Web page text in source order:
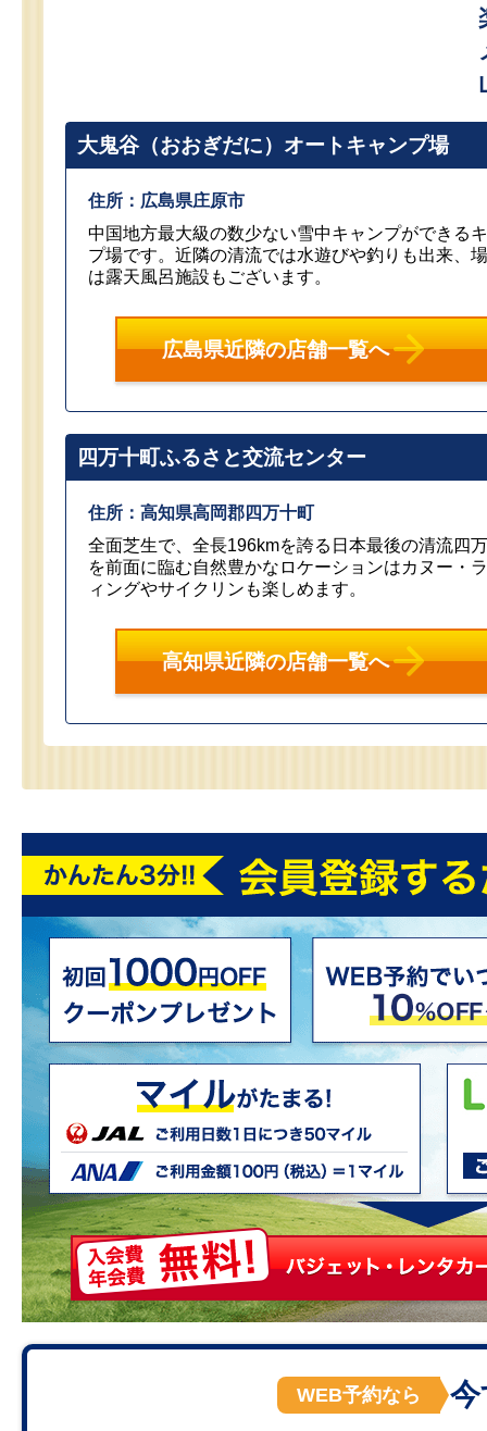
大鬼谷（おおぎだに）オートキャンプ場
住所：広島県庄原市
中国地方最大級の数少ない雪中キャンプができる
プ場です。近隣の清流では水遊びや釣りも出来、
は露天風呂施設もございます。
広島県近隣の店舗一覧へ
四万十町ふるさと交流センター
住所：高知県高岡郡四万十町
全面芝生で、全長196kmを誇る日本最後の清流四
を前面に臨む自然豊かなロケーションはカヌー・
ィングやサイクリンも楽しめます。
高知県近隣の店舗一覧へ
WEB予約なら